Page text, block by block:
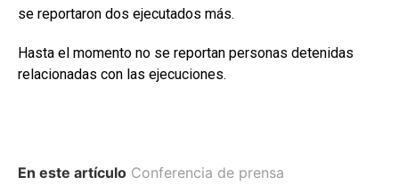
se reportaron dos ejecutados más.
Hasta el momento no se reportan personas detenidas
relacionadas con las ejecuciones.
En este artículo Conferencia de prensa